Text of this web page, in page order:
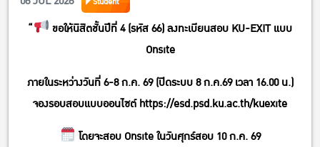
“
ขอให้นิสิตชั้นปีที่ 4 (รหัส 66) ลงทะเบียนสอบ KU-EXIT แบบ
Onsite
ภายในระหว่างวันที่ 6-8 ก.ค. 69 (ปิดระบบ 8 ก.ค.69 เวลา 16.00 น.)
จองรอบสอบแบบออนไซต์https://esd.psd.ku.ac.th/kuexite
โดยจะสอบ Onsite ในวันศุกร์สอบ 10 ก.ค. 69